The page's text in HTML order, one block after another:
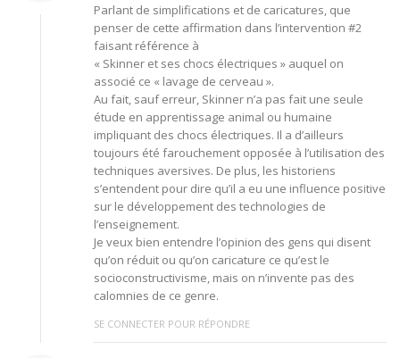
Parlant de simplifications et de caricatures, que
penser de cette affirmation dans l’intervention #2
faisant référence à
« Skinner et ses chocs électriques » auquel on
associé ce « lavage de cerveau ».
Au fait, sauf erreur, Skinner n’a pas fait une seule
étude en apprentissage animal ou humaine
impliquant des chocs électriques. Il a d’ailleurs
toujours été farouchement opposée à l’utilisation des
techniques aversives. De plus, les historiens
s’entendent pour dire qu’il a eu une influence positive
sur le développement des technologies de
l’enseignement.
Je veux bien entendre l’opinion des gens qui disent
qu’on réduit ou qu’on caricature ce qu’est le
socioconstructivisme, mais on n’invente pas des
calomnies de ce genre.
SE CONNECTER POUR RÉPONDRE